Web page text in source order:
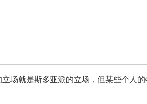
场就是斯多亚派的立场，但某些个人的